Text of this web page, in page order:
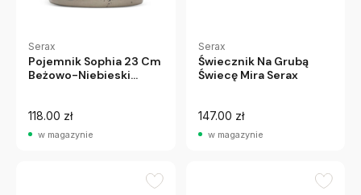
Serax
Pojemnik Sophia 23 Cm
Beżowo-Niebieski
118.00 zł
w magazynie
Serax
Świecznik Na Grubą
Świecę Mira Serax
147.00 zł
w magazynie